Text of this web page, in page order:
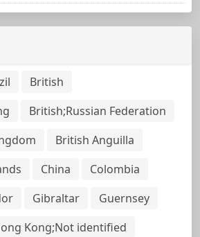
British
British;Russian Federation
British Anguilla
China
Colombia
Gibraltar
Guernsey
Kong;Not identified